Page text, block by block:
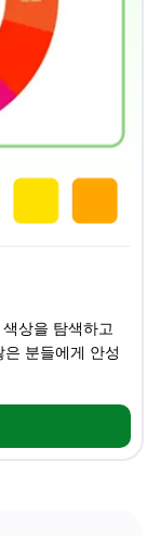
상을 탐색하고
분들에게 안성